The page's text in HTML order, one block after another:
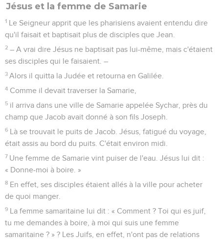
Jésus et la femme de Samarie
1 Le Seigneur apprit que les pharisiens avaient entendu dire
qu'il faisait et baptisait plus de disciples que Jean.
2 – A vrai dire Jésus ne baptisait pas lui-même, mais c'étaient
ses disciples qui le faisaient. –
3 Alors il quitta la Judée et retourna en Galilée.
4 Comme il devait traverser la Samarie,
5 il arriva dans une ville de Samarie appelée Sychar, près du
champ que Jacob avait donné à son fils Joseph.
6 Là se trouvait le puits de Jacob. Jésus, fatigué du voyage,
était assis au bord du puits. C'était environ midi.
7 Une femme de Samarie vint puiser de l'eau. Jésus lui dit :
« Donne-moi à boire. »
8 En effet, ses disciples étaient allés à la ville pour acheter
de quoi manger.
9 La femme samaritaine lui dit : « Comment ? Toi qui es juif,
tu me demandes à boire, à moi qui suis une femme
samaritaine ? » ? Les Juifs, en effet, n'ont pas de relations